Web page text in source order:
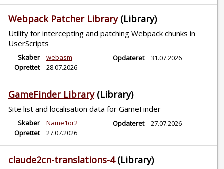
Webpack Patcher Library (Library)
Utility for intercepting and patching Webpack chunks in
UserScripts
Skaber
webasm
Oprettet
28.07.2026
Opdateret 31.07.2026
GameFinder Library (Library)
Site list and localisation data for GameFinder
Skaber
Name1or2
Oprettet
27.07.2026
Opdateret 27.07.2026
claude2cn-translations-4 (Library)